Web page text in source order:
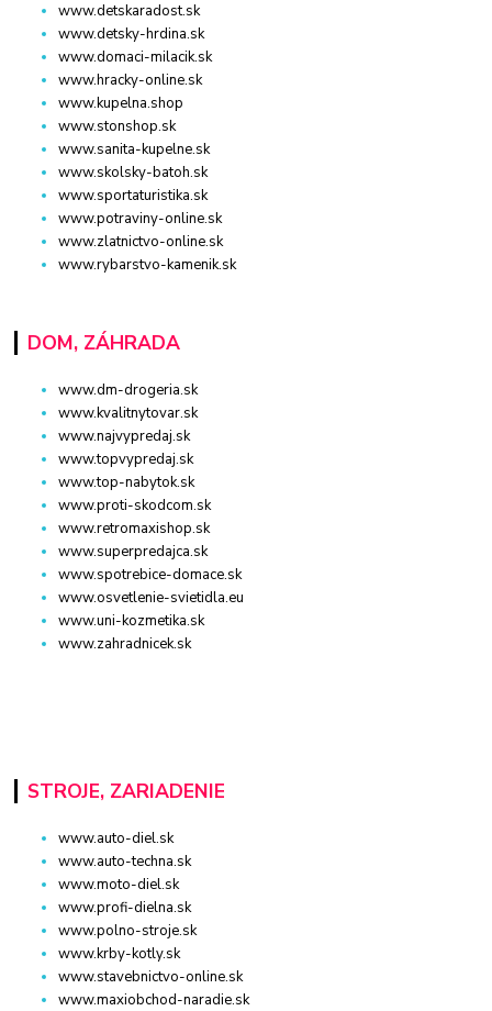
www.detskaradost.sk
www.detsky-hrdina.sk
www.domaci-milacik.sk
www.hracky-online.sk
www.kupelna.shop
www.stonshop.sk
www.sanita-kupelne.sk
www.skolsky-batoh.sk
www.sportaturistika.sk
www.potraviny-online.sk
www.zlatnictvo-online.sk
www.rybarstvo-kamenik.sk
DOM, ZÁHRADA
www.dm-drogeria.sk
www.kvalitnytovar.sk
www.najvypredaj.sk
www.topvypredaj.sk
www.top-nabytok.sk
www.proti-skodcom.sk
www.retromaxishop.sk
www.superpredajca.sk
www.spotrebice-domace.sk
www.osvetlenie-svietidla.eu
www.uni-kozmetika.sk
www.zahradnicek.sk
STROJE, ZARIADENIE
www.auto-diel.sk
www.auto-techna.sk
www.moto-diel.sk
www.profi-dielna.sk
www.polno-stroje.sk
www.krby-kotly.sk
www.stavebnictvo-online.sk
www.maxiobchod-naradie.sk